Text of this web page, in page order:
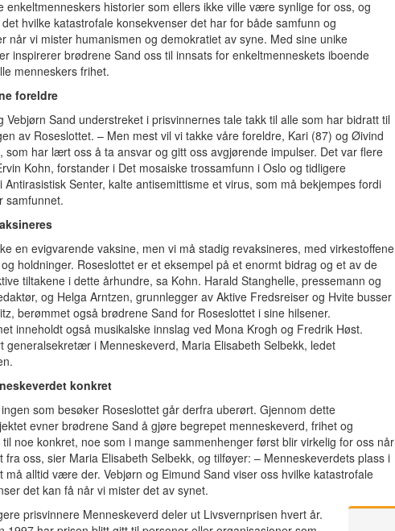
enkeltmenneskers historier som ellers ikke ville være synlige for oss, og
hvilke katastrofale konsekvenser det har for både samfunn og
når vi mister humanismen og demokratiet av syne. Med sine unike
inspirerer brødrene Sand oss til innsats for enkeltmenneskets iboende
menneskers frihet.
foreldre
Vebjørn Sand understreket i prisvinnernes tale takk til alle som har bidratt til
av Roseslottet. – Men mest vil vi takke våre foreldre, Kari (87) og Øivind
som har lært oss å ta ansvar og gitt oss avgjørende impulser. Det var flere
Kohn, forstander i Det mosaiske trossamfunn i Oslo og tidligere
Antirasistisk Senter, kalte antisemittisme et virus, som må bekjempes fordi
samfunnet.
en evigvarende vaksine, men vi må stadig revaksineres, med virkestoffene
holdninger. Roseslottet er et eksempel på et enormt bidrag og et av de
tiltakene i dette århundre, sa Kohn. Harald Stanghelle, pressemann og
og Helga Arntzen, grunnlegger av Aktive Fredsreiser og Hvite busser
berømmet også brødrene Sand for Roseslottet i sine hilsener.
inneholdt også musikalske innslag ved Mona Krogh og Fredrik Høst.
generalsekretær i Menneskeverd, Maria Elisabeth Selbekk, ledet
konkret
som besøker Roseslottet går derfra uberørt. Gjennom dette
evner brødrene Sand å gjøre begrepet menneskeverd, frihet og
noe konkret, noe som i mange sammenhenger først blir virkelig for oss når
fra oss, sier Maria Elisabeth Selbekk, og tilføyer: – Menneskeverdets plass i
må alltid være der. Vebjørn og Eimund Sand viser oss hvilke katastrofale
det kan få når vi mister det av synet.
prisvinnere Menneskeverd deler ut Livsvernprisen hvert år.